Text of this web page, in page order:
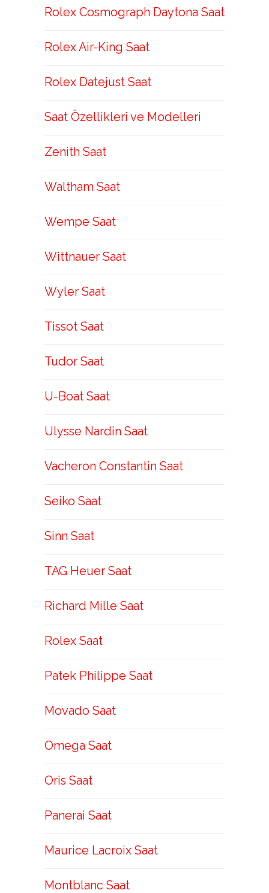
Rolex Cosmograph Daytona Saat
Rolex Air-King Saat
Rolex Datejust Saat
Saat Özellikleri ve Modelleri
Zenith Saat
Waltham Saat
Wempe Saat
Wittnauer Saat
Wyler Saat
Tissot Saat
Tudor Saat
U-Boat Saat
Ulysse Nardin Saat
Vacheron Constantin Saat
Seiko Saat
Sinn Saat
TAG Heuer Saat
Richard Mille Saat
Rolex Saat
Patek Philippe Saat
Movado Saat
Omega Saat
Oris Saat
Panerai Saat
Maurice Lacroix Saat
Montblanc Saat